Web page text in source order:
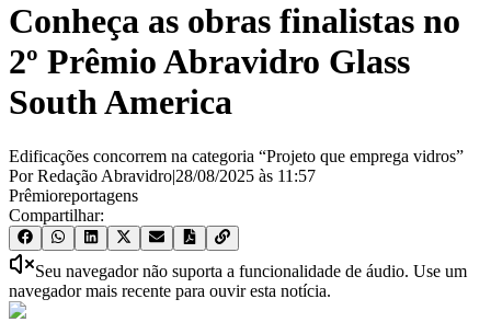
Conheça as obras finalistas no
2º Prêmio Abravidro Glass
South America
Edificações concorrem na categoria “Projeto que emprega vidros”
Por Redação Abravidro|28/08/2025 às 11:57
Prêmioreportagens
Compartilhar:
Seu navegador não suporta a funcionalidade de áudio. Use um
navegador mais recente para ouvir esta notícia.